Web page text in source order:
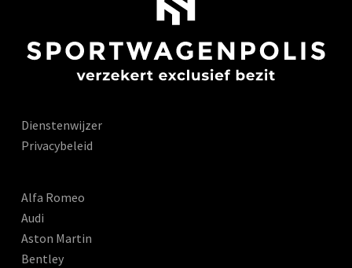
Dienstenwijzer
Privacybeleid
Alfa Romeo
Audi
Aston Martin
Bentley